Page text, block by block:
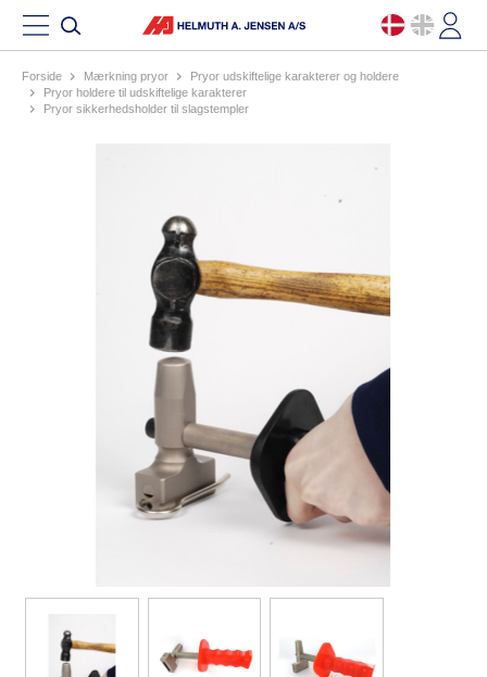
Forside mærkning pryor
pryor udskiftelige karakterer og holdere
pryor holdere til udskiftelige karakterer
pryor sikkerhedsholder til slagstempler